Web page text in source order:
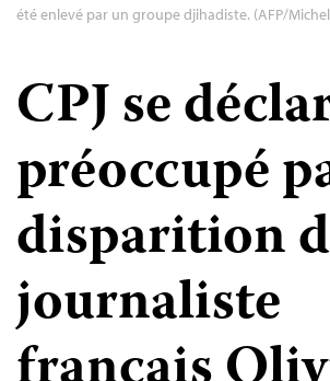
été enlevé par un groupe djihadiste. (AFP/
CPJ se
préoccupé
disparition
journaliste